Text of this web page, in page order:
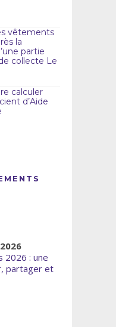
vêtements
la
partie
collecte Le
calculer
d’Aide
2026 : une
partager et